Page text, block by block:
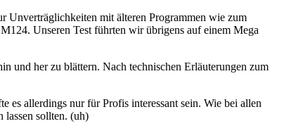
Unverträglichkeiten mit älteren Programmen wie zum
Unseren Test führten wir übrigens auf einem Mega
und her zu blättern. Nach technischen Erläuterungen zum
allerdings nur für Profis interessant sein. Wie bei allen
lassen sollten. (uh)